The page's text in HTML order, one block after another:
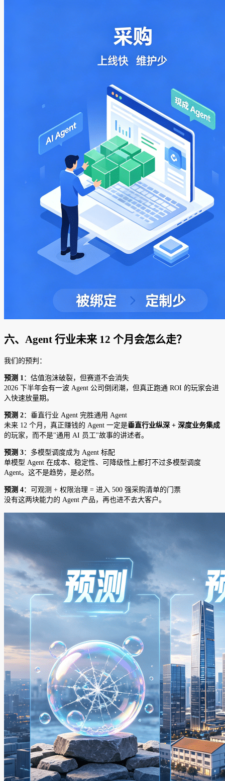
六、Agent 行业未来 12 个月会怎么走？
我们的预判：
预测 1 ：估值泡沫破裂，但赛道不会消失
2026 下半年会有一波 Agent 公司倒闭潮，但真正跑通 ROI 的玩家会进
入快速放量期。
预测 2：垂直行业 Agent 完胜通用 Agent
未来 12 个月，真正赚钱的 Agent 一定是垂直行业纵深 + 深度业务集成
的玩家，而不是"通用 AI 员工"故事的讲述者。
预测 3：多模型调度成为 Agent 标配
单模型 Agent 在成本、稳定性、可降级性上都打不过多模型调度
Agent。这不是趋势，是必然。
预测 4：可观测 + 权限治理 = 进入 500 强采购清单的门票
没有这两块能力的 Agent 产品，再也进不去大客户。